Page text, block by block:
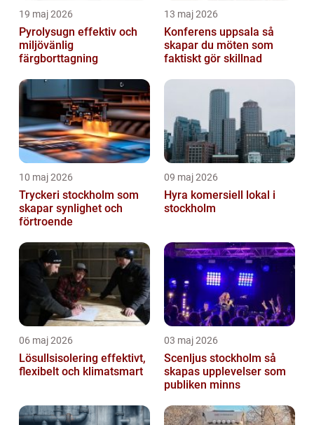
19 maj 2026
Pyrolysugn effektiv och
miljövänlig
färgborttagning
13 maj 2026
Konferens uppsala så
skapar du möten som
faktiskt gör skillnad
10 maj 2026
Tryckeri stockholm som
skapar synlighet och
förtroende
09 maj 2026
Hyra komersiell lokal i
stockholm
06 maj 2026
Lösullsisolering effektivt,
flexibelt och klimatsmart
03 maj 2026
Scenljus stockholm så
skapas upplevelser som
publiken minns